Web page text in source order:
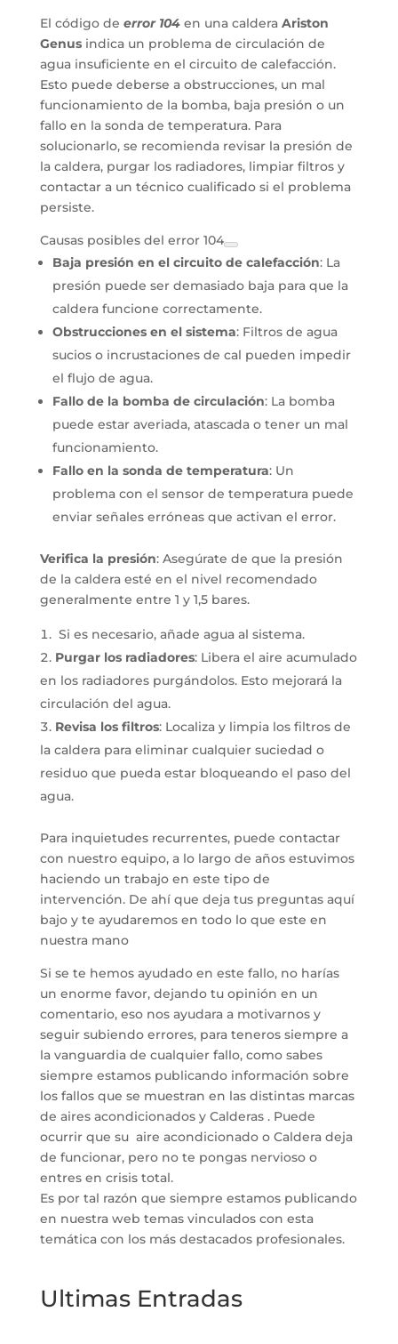
El código de error 104en una caldera Ariston
Genusindica un problema de circulación de
agua insuficiente en el circuito de calefacción.
Esto puede deberse a obstrucciones, un mal
funcionamiento de la bomba, baja presión o un
fallo en la sonda de temperatura. Para
solucionarlo, se recomienda revisar la presión de
la caldera, purgar los radiadores, limpiar filtros y
contactar a un técnico cualificado si el problema
persiste.
Causas posibles del error 104
Baja presión en el circuito de calefacción: La
presión puede ser demasiado baja para que la
caldera funcione correctamente.
Obstrucciones en el sistema: Filtros de agua
sucios o incrustaciones de cal pueden impedir
el flujo de agua.
Fallo de la bomba de circulación: La bomba
puede estar averiada, atascada o tener un mal
funcionamiento.
Fallo en la sonda de temperatura: Un
problema con el sensor de temperatura puede
enviar señales erróneas que activan el error.
Verifica la presión: Asegúrate de que la presión
de la caldera esté en el nivel recomendado
generalmente entre 1 y 1,5 bares.
Si es necesario, añade agua al sistema.
Purgar los radiadores: Libera el aire acumulado
en los radiadores purgándolos. Esto mejorará la
circulación del agua.
Revisa los filtros: Localiza y limpia los filtros de
la caldera para eliminar cualquier suciedad o
residuo que pueda estar bloqueando el paso del
agua.
Para inquietudes recurrentes, puede contactar
con nuestro equipo, a lo largo de años estuvimos
haciendo un trabajo en este tipo de
intervención. De ahí que deja tus preguntas aquí
bajo y te ayudaremos en todo lo que este en
nuestra mano
Si se te hemos ayudado en este fallo, no harías
un enorme favor, dejando tu opinión en un
comentario, eso nos ayudara a motivarnos y
seguir subiendo errores, para teneros siempre a
la vanguardia de cualquier fallo, como sabes
siempre estamos publicando información sobre
los fallos que se muestran en las distintas marcas
de aires acondicionados y Calderas . Puede
ocurrir que su aire acondicionado o Caldera deja
de funcionar, pero no te pongas nervioso o
entres en crisis total.
Es por tal razón que siempre estamos publicando
en nuestra web temas vinculados con esta
temática con los más destacados profesionales.
Ultimas Entradas